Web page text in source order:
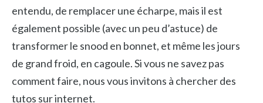
entendu, de remplacer une écharpe, mais il est
également possible (avec un peu d’astuce) de
transformer le snood en bonnet, et même les jours
de grand froid, en cagoule. Si vous ne savez pas
comment faire, nous vous invitons à chercher des
tutos sur internet.